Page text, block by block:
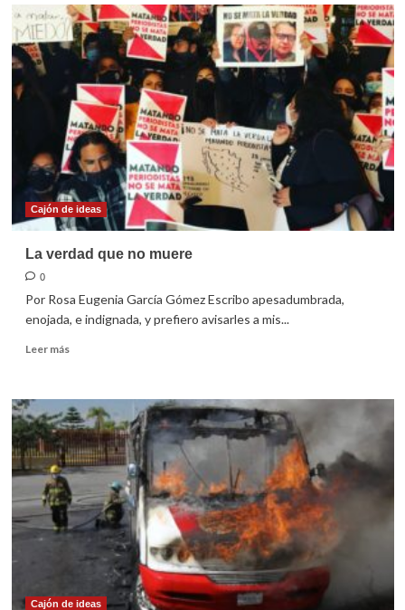
Reencuentro
Cajón de ideas
La verdad que no muere
0
Por Rosa Eugenia García Gómez Escribo apesadumbrada,
enojada, e indignada, y prefiero avisarles a mis...
Leer másLeer
La
verdad
que
no
muere
Cajón de ideas